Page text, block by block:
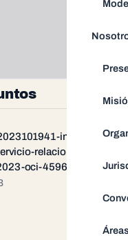
informe-
relacionado-n-
oci-4596.pdf